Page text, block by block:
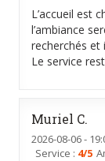
L’accueil est
l’ambiance
recherchés et
Le service
Muriel C
2026-08-06-
Service : 4/5